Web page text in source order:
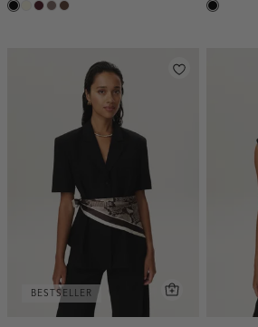
zwart
wit,pruim,
taupedonkerbruin zwart
BESTSELLER